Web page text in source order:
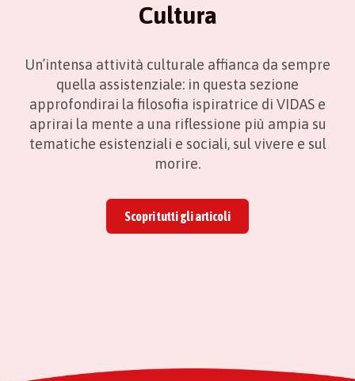
Cultura
Un’intensa attività culturale affianca da sempre
quella assistenziale: in questa sezione
approfondirai la filosofia ispiratrice di VIDAS e
aprirai la mente a una riflessione più ampia su
tematiche esistenziali e sociali, sul vivere e sul
morire.
Scopri tutti gli articoli